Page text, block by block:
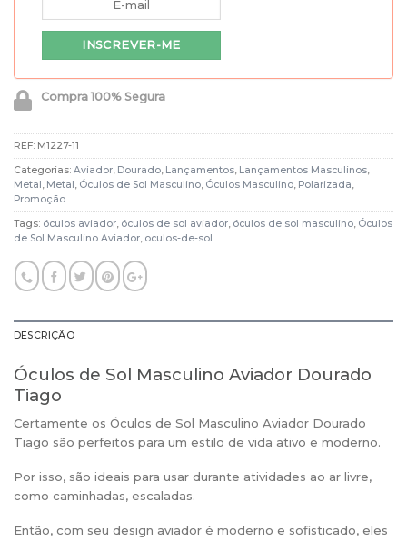
Compra 100% Segura
REF: M1227-11
Categorias: Aviador, Dourado, Lançamentos, Lançamentos Masculinos,
Metal , Metal , Óculos de Sol Masculino, Óculos Masculino, Polarizada,
Promoção
Tags: óculos aviador, óculos de sol aviador, óculos de sol masculino, Óculos
de Sol Masculino Aviador, oculos-de-sol
DESCRIÇÃO
Óculos de Sol Masculino Aviador Dourado
Tiago
Certamente os Óculos de Sol Masculino Aviador Dourado
Tiago são perfeitos para um estilo de vida ativo e moderno.
Por isso, são ideais para usar durante atividades ao ar livre,
como caminhadas, escaladas.
Então, com seu design aviador é moderno e sofisticado, eles